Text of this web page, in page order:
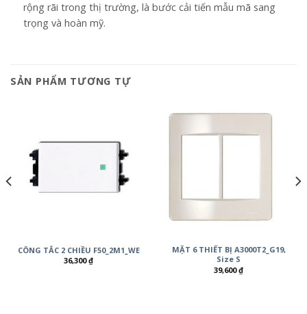
rộng rãi trong thị trường, là bước cải tiến mẫu mã sang
trọng và hoàn mỹ.
SẢN PHẨM TƯƠNG TỰ
CÔNG TẮC 2 CHIỀU F50_2M1_WE
36,300₫
MẶT 6 THIẾT BỊ A3000T2_G19,
Size S
39,600₫